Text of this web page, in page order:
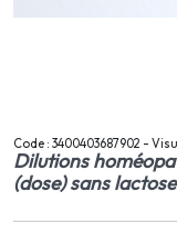
Code : 3400403687902 -
Dilutions
(dose) sans